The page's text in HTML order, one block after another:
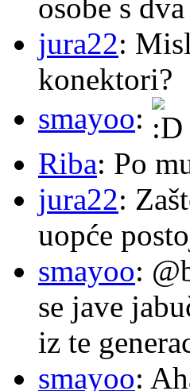
osobe s
jura22:
konektori?
smayoo:
Riba: Po
jura22:
uopće
smayoo:
se jave
iz te
smayoo: